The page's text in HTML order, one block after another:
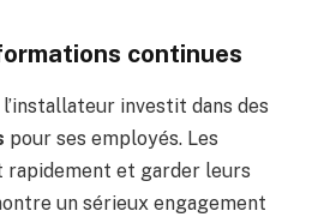
continues
investit dans des
pour ses employés. Les
rapidement et garder leurs
un sérieux engagement